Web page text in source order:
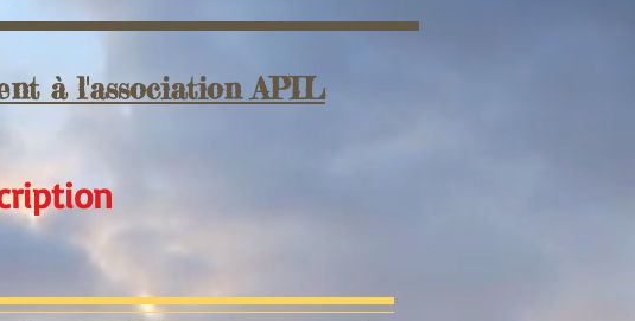
à l'association APIL